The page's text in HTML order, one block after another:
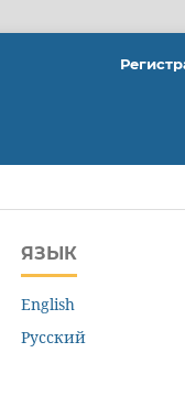
ЯЗЫК
English
Русский